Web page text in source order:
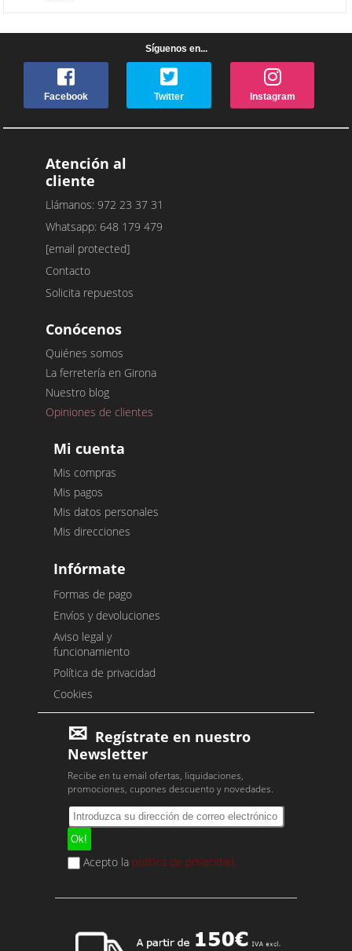
Síguenos en...
Facebook Twitter Instagram
Atención al
cliente
Llámanos: 972 23 37 31
Whatsapp: 648 179 479
[email protected]
Contacto
Solicita repuestos
Conócenos
Quiénes somos
La ferretería en Girona
Nuestro blog
Opiniones de clientes
Mi cuenta
Mis compras
Mis pagos
Mis datos personales
Mis direcciones
Infórmate
Formas de pago
Envíos y devoluciones
Aviso legal y
funcionamiento
Política de privacidad
Cookies
Regístrate en nuestro
Newsletter
Recibe en tu email ofertas, liquidaciones,
promociones, cupones descuento y novedades.
Acepto la política de privacidad